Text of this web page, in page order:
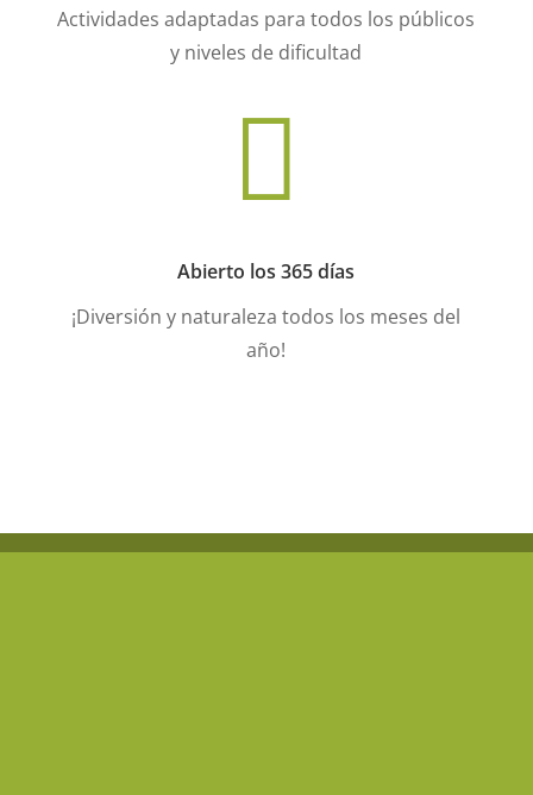
Actividades adaptadas para todos los públicos
y niveles de dificultad

Abierto los 365 días
¡Diversión y naturaleza todos los meses del
año!